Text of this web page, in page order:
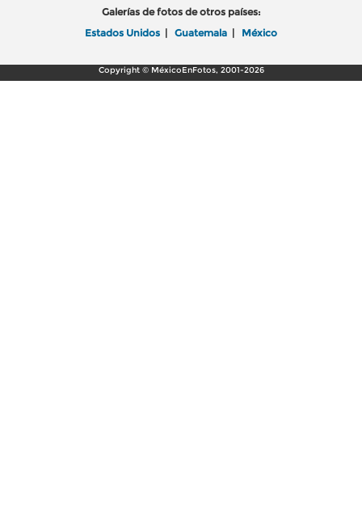
Galerías de fotos de otros países:
Estados Unidos | Guatemala | México
Copyright © MéxicoEnFotos, 2001-2026